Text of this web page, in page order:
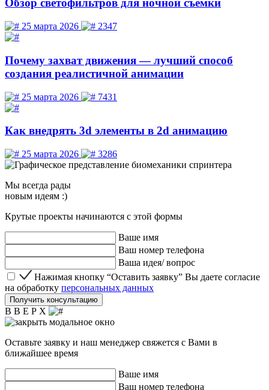
Обзор светофильтров для ночной съемки
25 марта 2026 2347
Почему захват движения — лучший способ
создания реалистичной анимации
25 марта 2026 7431
Как внедрять 3d элементы в 2d анимацию
25 марта 2026 3286
Мы всегда рады
новым идеям :)
Крутые проекты начинаются с этой формы
Ваше имя
Ваш номер телефона
Ваша идея/ вопрос
Нажимая кнопку “Оставить заявку” Вы даете согласие
Нажимая кнопку “Оставить заявку” Вы даете согласие
на обработку персональных данных
Получить консультацию
В В Е Р Х
Оставьте заявку и наш менеджер свяжется с Вами в
ближайшее время
Ваше имя
Ваш номер телефона